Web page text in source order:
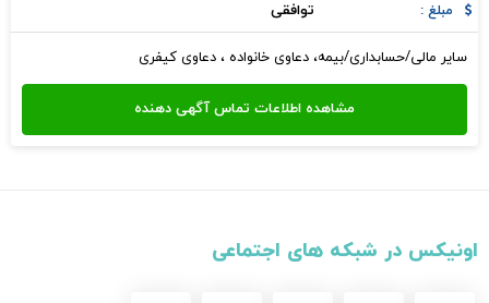
مبلغ : توافقی
سایر مالی/حسابداری/بیمه، دعاوی خانواده ، دعاوی کیفری
اونیکس در شبکه های اجتماعی